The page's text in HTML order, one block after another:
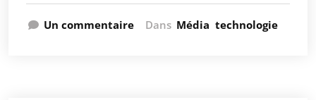
Un commentaire Dans Média technologie